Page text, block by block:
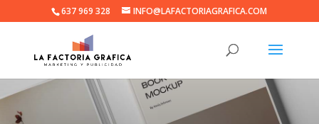
637 969 328 INFO@LAFACTORIAGRAFICA.COM